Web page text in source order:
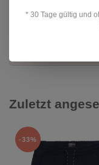
Hast du Fragen
Oder brauchst du
Zuletzt
-33%
* 30 Tage gültig und